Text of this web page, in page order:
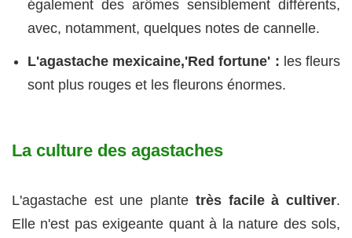
également des arômes sensiblement différents,
avec, notamment, quelques notes de cannelle.
L'agastache mexicaine,'Red fortune' : les fleurs
sont plus rouges et les fleurons énormes.
La culture des agastaches
L'agastache est une plante très facile à cultiver.
Elle n'est pas exigeante quant à la nature des sols,